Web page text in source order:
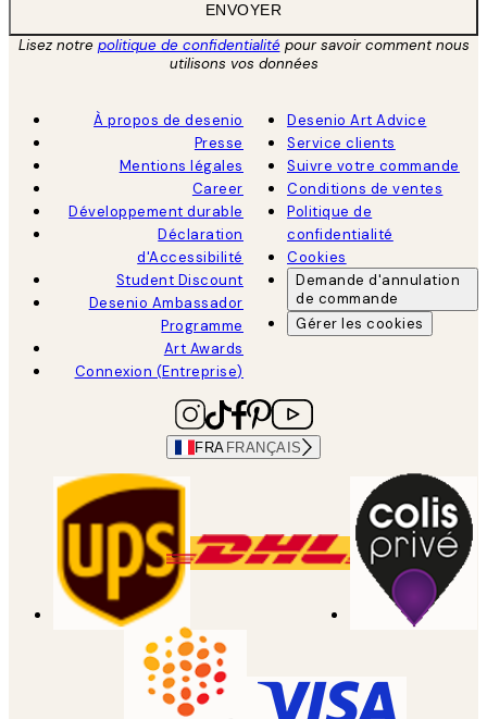
ENVOYER
Lisez notre politique de confidentialitépour savoir comment nous
utilisons vos données
À propos de desenio
Presse
Mentions légales
Career
Développement durable
Déclaration
d'Accessibilité
Student Discount
Desenio Ambassador
Programme
Art Awards
Connexion (Entreprise)
Desenio Art Advice
Service clients
Suivre votre commande
Conditions de ventes
Politique de
confidentialité
Cookies
Demande d'annulation
de commande
Gérer les cookies
FRA FRANÇAIS